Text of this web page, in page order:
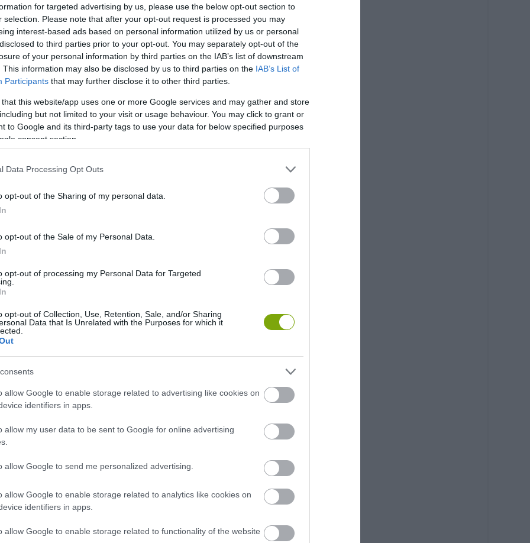
for targeted advertising by us, please use the below opt-out section to
selection. Please note that after your opt-out request is processed you may
interest-based ads based on personal information utilized by us or personal
to third parties prior to your opt-out. You may separately opt-out of the
of your personal information by third parties on the IAB’s list of downstream
This information may also be disclosed by us to third parties on the IAB’s List of
Participants that may further disclose it to other third parties.
that this website/app uses one or more Google services and may gather and store
but not limited to your visit or usage behaviour. You may click to grant or
to Google and its third-party tags to use your data for below specified purposes
consent section.
Data Processing Opt Outs
opt-out of the Sharing of my personal data.
opt-out of the Sale of my Personal Data.
opt-out of processing my Personal Data for Targeted
opt-out of Collection, Use, Retention, Sale, and/or Sharing
Data that Is Unrelated with the Purposes for which it
allow Google to enable storage related to advertising like cookies on
identifiers in apps.
allow my user data to be sent to Google for online advertising
allow Google to send me personalized advertising.
allow Google to enable storage related to analytics like cookies on
identifiers in apps.
allow Google to enable storage related to functionality of the website
az iskolák a spórolás jegyében napenergia-paneleket
a tanárok fizetéskiegészítésére is. Hab a tortán,
tettek, hiszen ez a fajta energia sokkal inkább
csökkent a költségeken, miközben a károsanyag-
farag. 2019-ben az USA-ban már 5,3 millió tanuló járt
részben napenergiából fedezték. Jó lenne, ha